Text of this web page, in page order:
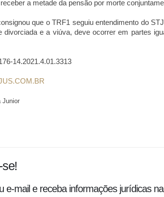
a metade da pensão por morte
que o TRF1 seguiu entendimento do
divorciada e a viúva, deve ocorrer em partes
14.2021.4.01.3313
Junior
e-mail e receba informações jurídicas